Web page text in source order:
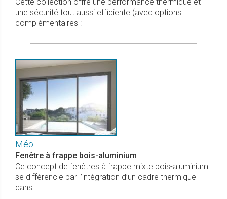
une sécurité tout aussi efficiente (avec options
complémentaires :
Méo
Fenêtre à frappe bois-aluminium
Ce concept de fenêtres à frappe mixte bois-aluminium
se différencie par l’intégration d’un cadre thermique
dans